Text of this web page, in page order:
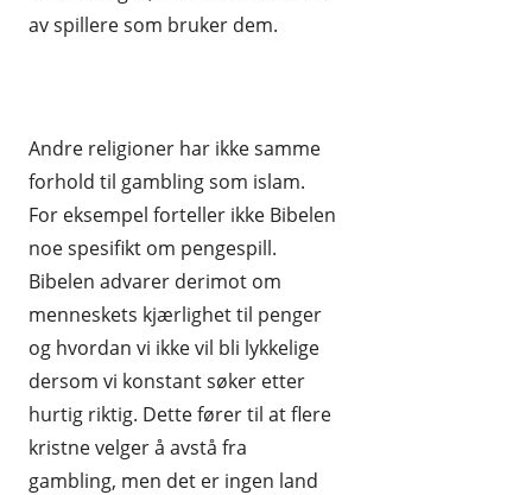
av spillere som bruker dem.
Andre religioner har ikke samme
forhold til gambling som islam.
For eksempel forteller ikke Bibelen
noe spesifikt om pengespill.
Bibelen advarer derimot om
menneskets kjærlighet til penger
og hvordan vi ikke vil bli lykkelige
dersom vi konstant søker etter
hurtig riktig. Dette fører til at flere
kristne velger å avstå fra
gambling, men det er ingen land